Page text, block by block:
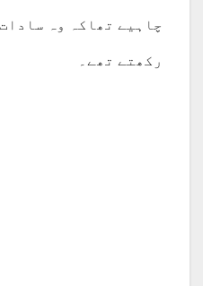
چاہیے تھاکہ وہ
رکھتے تھے۔